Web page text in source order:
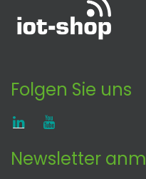
Folgen Sie uns
Newsletter